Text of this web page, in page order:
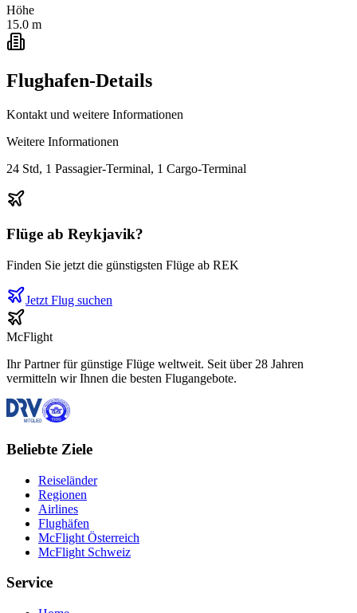
Höhe
15.0 m
Flughafen-Details
Kontakt und weitere Informationen
Weitere Informationen
24 Std, 1 Passagier-Terminal, 1 Cargo-Terminal
Flüge ab Reykjavik?
Finden Sie jetzt die günstigsten Flüge ab REK
Jetzt Flug suchen
McFlight
Ihr Partner für günstige Flüge weltweit. Seit über 28 Jahren
vermitteln wir Ihnen die besten Flugangebote.
Beliebte Ziele
Reiseländer
Regionen
Airlines
Flughäfen
McFlight Österreich
McFlight Schweiz
Service